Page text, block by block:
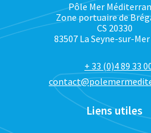
Pôle Mer
Zone portuaire de
CS 20330
83507 La Seyne-sur-Mer
+ 33 (0)4 89 33
Liens utiles